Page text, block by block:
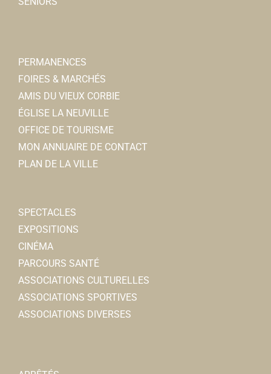
PERMANENCES
FOIRES & MARCHÉS
AMIS DU VIEUX CORBIE
ÉGLISE LA NEUVILLE
OFFICE DE TOURISME
MON ANNUAIRE DE CONTACT
PLAN DE LA VILLE
SPECTACLES
EXPOSITIONS
CINÉMA
PARCOURS SANTÉ
ASSOCIATIONS CULTURELLES
ASSOCIATIONS SPORTIVES
ASSOCIATIONS DIVERSES